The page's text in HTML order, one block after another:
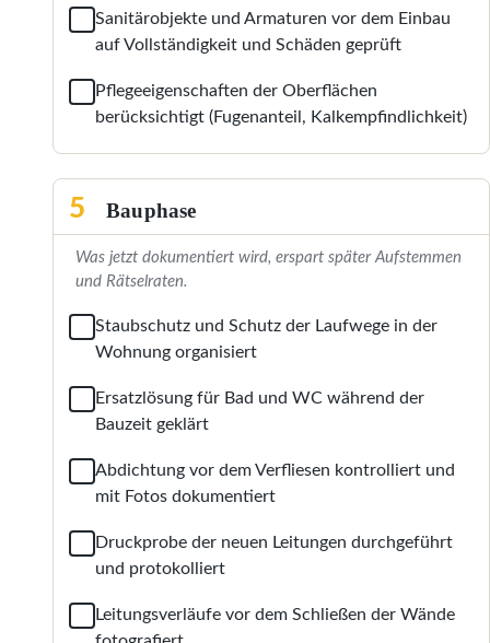
Sanitärobjekte und Armaturen vor dem Einbau
auf Vollständigkeit und Schäden geprüft
Pflegeeigenschaften der Oberflächen
berücksichtigt (Fugenanteil, Kalkempfindlichkeit)
5 Bauphase
Was jetzt dokumentiert wird, erspart später Aufstemmen
und Rätselraten.
Staubschutz und Schutz der Laufwege in der
Wohnung organisiert
Ersatzlösung für Bad und WC während der
Bauzeit geklärt
Abdichtung vor dem Verfliesen kontrolliert und
mit Fotos dokumentiert
Druckprobe der neuen Leitungen durchgeführt
und protokolliert
Leitungsverläufe vor dem Schließen der Wände